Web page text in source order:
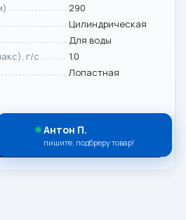
290
Цилиндрическая
Для воды
г/с
1.0
Лопастная
заявку
Антон П.
пишите, подбреру товар!